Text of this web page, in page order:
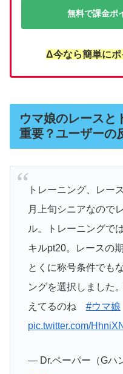
無料で課金ポ
Δ今なら簡単に
ウマ娘のレースと
重要？ユーザーの
トレーニング、レー
月上旬シニアなので
ル。トレーニングで
キルpt20。レースの
とくに称号条件でも
ングを選択しました
えてるのね #ウマ娘
pic.twitter.com/
— Dr.ペーパー（Gハ